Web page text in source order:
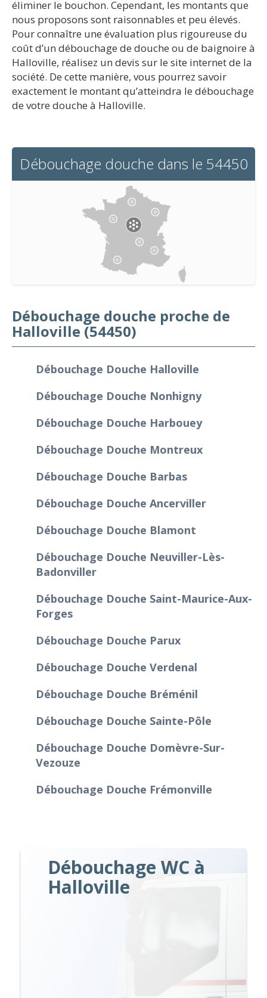
éliminer le bouchon. Cependant, les montants que
nous proposons sont raisonnables et peu élevés.
Pour connaître une évaluation plus rigoureuse du
coût d’un débouchage de douche ou de baignoire à
Halloville, réalisez un devis sur le site internet de la
société. De cette manière, vous pourrez savoir
exactement le montant qu’atteindra le débouchage
de votre douche à Halloville.
Débouchage douche dans le 54450
Débouchage douche proche de
Halloville (54450)
Débouchage Douche Halloville
Débouchage Douche Nonhigny
Débouchage Douche Harbouey
Débouchage Douche Montreux
Débouchage Douche Barbas
Débouchage Douche Ancerviller
Débouchage Douche Blamont
Débouchage Douche Neuviller-Lès-
Badonviller
Débouchage Douche Saint-Maurice-Aux-
Forges
Débouchage Douche Parux
Débouchage Douche Verdenal
Débouchage Douche Bréménil
Débouchage Douche Sainte-Pôle
Débouchage Douche Domèvre-Sur-
Vezouze
Débouchage Douche Frémonville
Débouchage WC à
Halloville